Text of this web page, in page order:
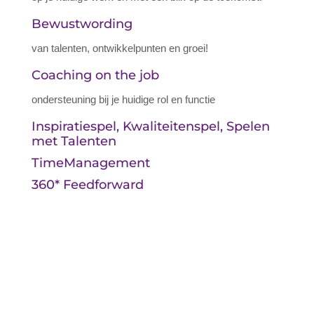
Bewustwording
van talenten, ontwikkelpunten en groei!
Coaching on the job
ondersteuning bij je huidige rol en functie
Inspiratiespel, Kwaliteitenspel, Spelen
met Talenten
TimeManagement
360* Feedforward